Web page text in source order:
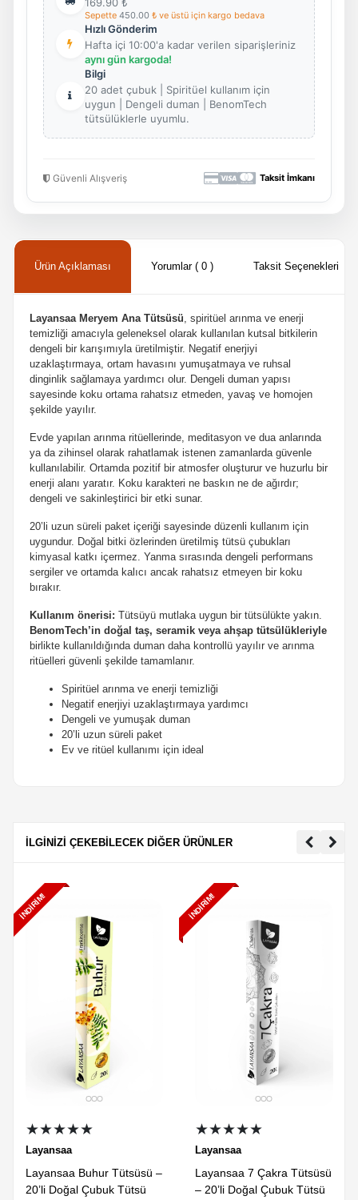
Sepette 450.00 ₺ ve üstü için kargo bedava
Hızlı Gönderim
Hafta içi 10:00'a kadar verilen siparişleriniz
aynı gün kargoda!
Bilgi
20 adet çubuk | Spiritüel kullanım için
uygun | Dengeli duman | BenomTech
tütsülüklerle uyumlu.
Güvenli Alışveriş Taksit İmkanı
Ürün Açıklaması Yorumlar ( 0 ) Taksit Seçenekleri
Layansaa Meryem Ana Tütsüsü , spiritüel arınma ve enerji
temizliği amacıyla geleneksel olarak kullanılan kutsal bitkilerin
dengeli bir karışımıyla üretilmiştir. Negatif enerjiyi
uzaklaştırmaya, ortam havasını yumuşatmaya ve ruhsal
dinginlik sağlamaya yardımcı olur. Dengeli duman yapısı
sayesinde koku ortama rahatsız etmeden, yavaş ve homojen
şekilde yayılır.
Evde yapılan arınma ritüellerinde, meditasyon ve dua anlarında
ya da zihinsel olarak rahatlamak istenen zamanlarda güvenle
kullanılabilir. Ortamda pozitif bir atmosfer oluşturur ve huzurlu bir
enerji alanı yaratır. Koku karakteri ne baskın ne de ağırdır;
dengeli ve sakinleştirici bir etki sunar.
20’li uzun süreli paket içeriği sayesinde düzenli kullanım için
uygundur. Doğal bitki özlerinden üretilmiş tütsü çubukları
kimyasal katkı içermez. Yanma sırasında dengeli performans
sergiler ve ortamda kalıcı ancak rahatsız etmeyen bir koku
bırakır.
Kullanım önerisi: Tütsüyü mutlaka uygun bir tütsülükte yakın.
BenomTech’in doğal taş, seramik veya ahşap tütsülükleriyle
birlikte kullanıldığında duman daha kontrollü yayılır ve arınma
ritüelleri güvenli şekilde tamamlanır.
Spiritüel arınma ve enerji temizliği
Negatif enerjiyi uzaklaştırmaya yardımcı
Dengeli ve yumuşak duman
20’li uzun süreli paket
Ev ve ritüel kullanımı için ideal
İLGİNİZİ ÇEKEBİLECEK DİĞER ÜRÜNLER
İNDIRIM!
★★★★★
Layansaa
Layansaa Buhur Tütsüsü –
20’li Doğal Çubuk Tütsü
İNDIRIM!
★★★★★
Layansaa
Layansaa 7 Çakra Tütsüsü
– 20’li Doğal Çubuk Tütsü